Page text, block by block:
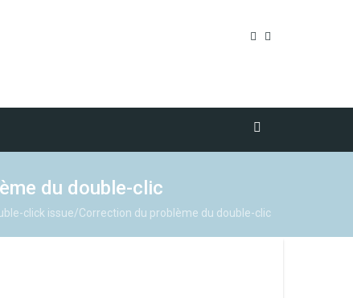
du double-clic
click issue/Correction du problème du double-clic